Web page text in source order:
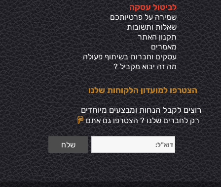
לביטול עסקה
שמירה על פרטיותכם
שאלות ותשובות
תקנון האתר
מאמרים
עסקים וחברות בשיתוף פעולה
מה זה יבוא מקביל ?
הצטרפו למועדון הלקוחות שלנו
רוצים לקבל הנחות ומבצעים מיוחדים
רק לחברים שלנו ? הצטרפו גם אתם